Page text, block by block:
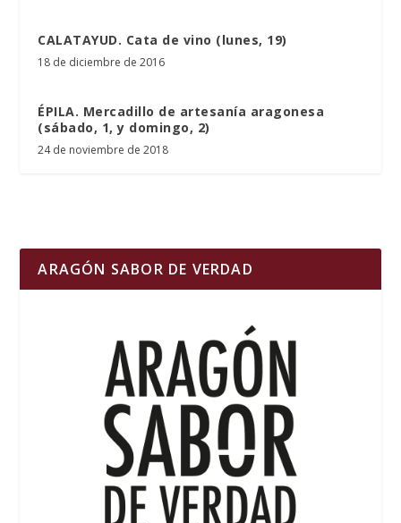
CALATAYUD. Cata de vino (lunes, 19)
18 de diciembre de 2016
ÉPILA. Mercadillo de artesanía aragonesa
(sábado, 1, y domingo, 2)
24 de noviembre de 2018
ARAGÓN SABOR DE VERDAD